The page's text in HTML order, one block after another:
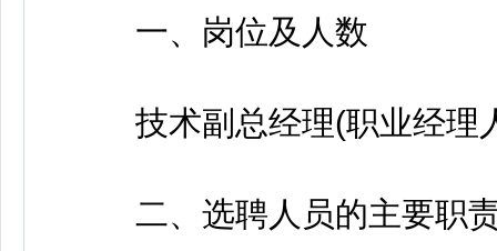
一、岗位及人数
技术副总经理(职业经理
二、选聘人员的主要职